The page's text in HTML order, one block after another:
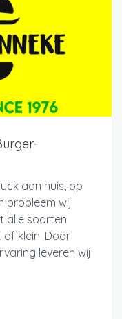
aan huis, op
probleem wij
alle soorten
klein. Door
leveren wij